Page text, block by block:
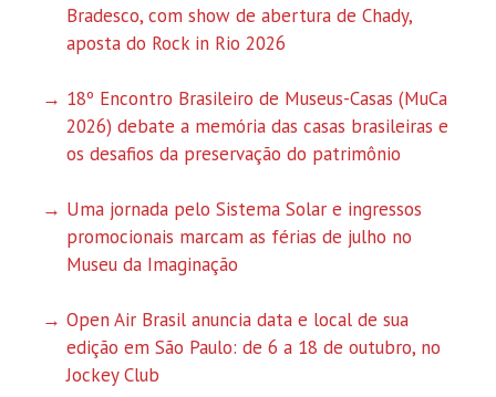
Bradesco, com show de abertura de Chady,
aposta do Rock in Rio 2026
18º Encontro Brasileiro de Museus-Casas (MuCa
2026) debate a memória das casas brasileiras e
os desafios da preservação do patrimônio
Uma jornada pelo Sistema Solar e ingressos
promocionais marcam as férias de julho no
Museu da Imaginação
Open Air Brasil anuncia data e local de sua
edição em São Paulo: de 6 a 18 de outubro, no
Jockey Club